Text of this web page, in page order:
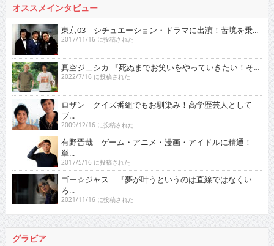
オススメインタビュー
東京03 シチュエーション・ドラマに出演！苦境を乗...
2017/11/16 に投稿された
真空ジェシカ 『死ぬまでお笑いをやっていきたい！そ...
2022/7/16 に投稿された
ロザン クイズ番組でもお馴染み！高学歴芸人として
ブ...
2009/12/16 に投稿された
有野晋哉 ゲーム・アニメ・漫画・アイドルに精通！
単...
2017/5/16 に投稿された
ゴー☆ジャス 『夢が叶うというのは直線ではなくい
ろ...
2021/11/16 に投稿された
グラビア